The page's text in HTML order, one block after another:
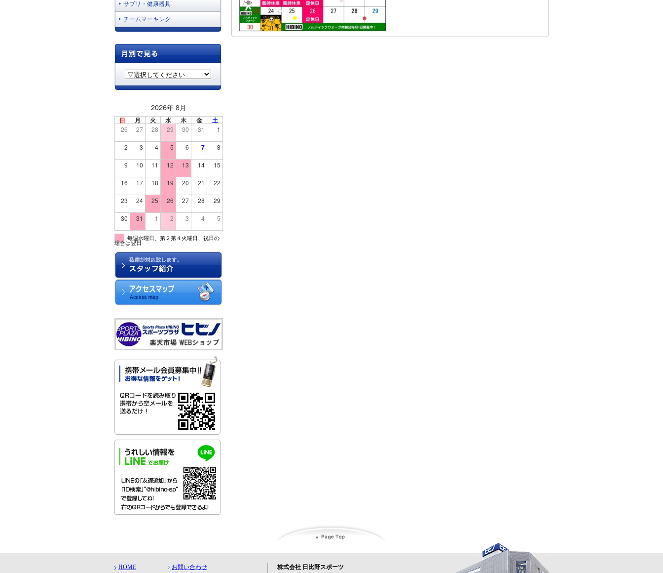
サプリ・健康器具
チームマーキング
2026年 8月
日 月 火 水 木 金 土
26 27 28 29 30 31 1
2 3 4 5 6 7 8
9 10 11 12 13 14 15
16 17 18 19 20 21 22
23 24 25 26 27 28 29
30 31 1 2 3 4 5
毎週水曜日、第２第４火曜日、祝日の
場合は翌日
HOME お問い合わせ
株式会社 日比野スポーツ